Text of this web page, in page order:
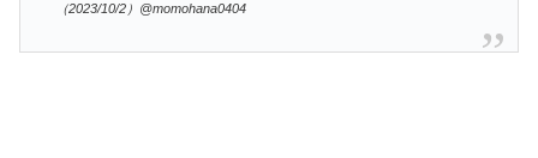
（2023/10/2）@momohana0404